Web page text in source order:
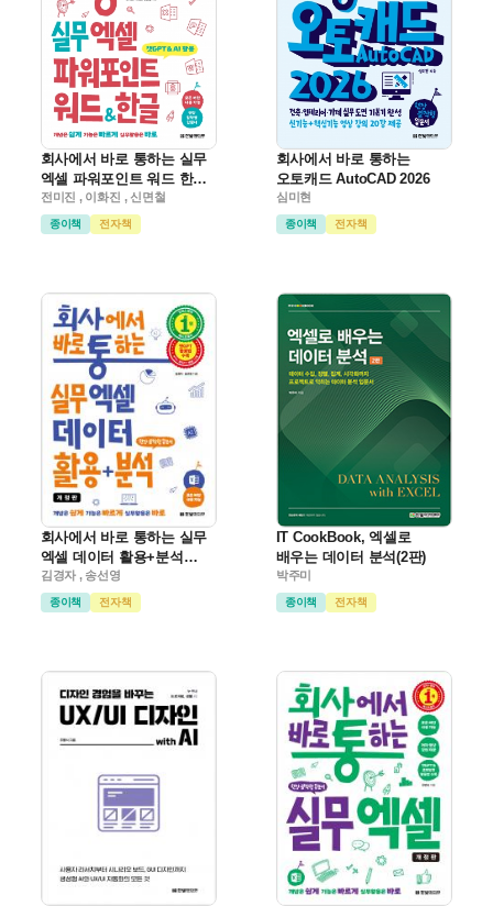
회사에서 바로 통하는 실무
엑셀 파워포인트 워드 한글
(전면 개정판)
전미진 , 이화진 , 신면철
종이책 전자책
회사에서 바로 통하는
오토캐드 AutoCAD 2026
심미현
종이책 전자책
회사에서 바로 통하는 실무
엑셀 데이터 활용+분석
(개정판)
김경자 , 송선영
종이책 전자책
IT CookBook, 엑셀로
배우는 데이터 분석(2판)
박주미
종이책 전자책